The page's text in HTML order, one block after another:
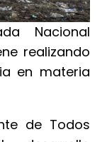
Nacional
realizando
en materia
de Todos